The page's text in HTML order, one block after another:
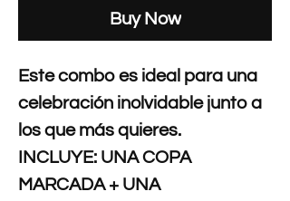
Buy Now
Este combo es ideal para una
celebración inolvidable junto a
los que más quieres.
INCLUYE: UNA COPA
MARCADA + UNA